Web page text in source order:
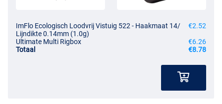
ImFlo Ecologisch Loodvrij Vistuig 522 - Haakmaat 14/
Lijndikte 0.14mm (1.0g)
€2.52
Ultimate Multi Rigbox
€6.26
Totaal
€8.78